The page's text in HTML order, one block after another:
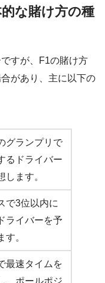
な賭け方の種
すが、F1の賭け方
があり、主に以下の
グランプリで
るドライバー
します。
で3位以内に
ライバーを予
す。
最速タイムを
、ポールポジ